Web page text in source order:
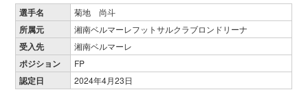
選手名 菊地 尚斗
所属元 湘南ベルマーレフットサルクラブロンドリーナ
受入先 湘南ベルマーレ
ポジション FP
認定日 2024年4月23日